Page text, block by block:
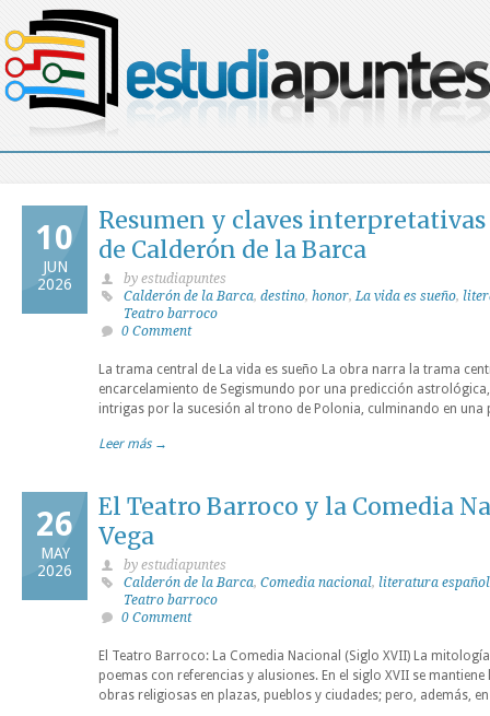
10
JUN
2026
Resumen y claves interpretativas
de Calderón de la Barca
by estudiapuntes
Calderón de la Barca, destino, honor,La vida es sueño,
Teatro barroco
0 Comment
La trama central de La vida es sueño La obra narra la trama
encarcelamiento de Segismundo por una predicción
intrigas por la sucesión al trono de Polonia, culminando en una
Leer más →
26
MAY
2026
El Teatro Barroco y la Comedia
Vega
by estudiapuntes
Calderón de la Barca, Comedia nacional, literatura
Teatro barroco
0 Comment
El Teatro Barroco: La Comedia Nacional (Siglo XVII) La
poemas con referencias y alusiones. En el siglo XVII se
obras religiosas en plazas, pueblos y ciudades; pero, además,